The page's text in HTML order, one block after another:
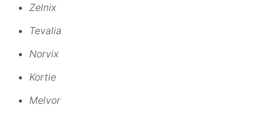
Zelnix
Tevalia
Norvix
Kortie
Melvor